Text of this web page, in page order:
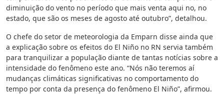
diminuição do vento no período que mais venta aqui no, no
estado, que são os meses de agosto até outubro”, detalhou.
O chefe do setor de meteorologia da Emparn disse ainda que
a explicação sobre os efeitos do El Niño no RN servia também
para tranquilizar a população diante de tantas notícias sobre a
intensidade do fenômeno este ano. “Nós não teremos aí
mudanças climáticas significativas no comportamento do
tempo por conta da presença do fenômeno El Niño”, afirmou.